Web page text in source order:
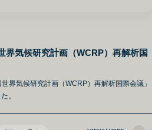
界気候研究計画（WCRP）再解析国
界気候研究計画（WCRP）再解析国際会議」
。